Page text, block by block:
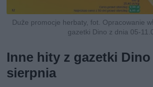
Duże promocje herbaty, fot. Opracowanie
gazetki Dino z dnia 05-
Inne hity z gazetki Dino
sierpnia